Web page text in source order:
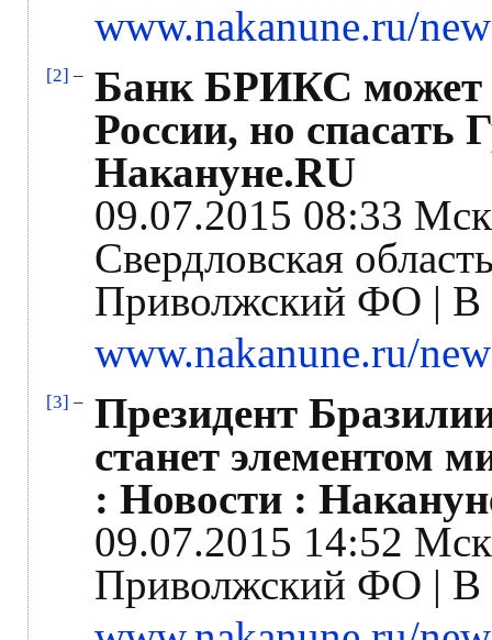
www.nakanune.ru/
[2] – Банк БРИКС может
России, но спасать
Накануне.RU
09.07.2015 08:33
Свердловская
Приволжский ФО | В
www.nakanune.ru/
[3] – Президент
станет элементом
: Новости :
09.07.2015 14:52
Приволжский ФО | В